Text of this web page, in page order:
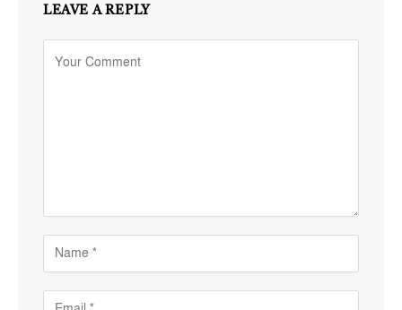
LEAVE A REPLY